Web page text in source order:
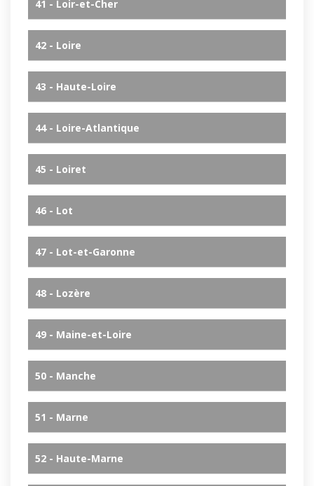
41 - Loir-et-Cher
42 - Loire
43 - Haute-Loire
44 - Loire-Atlantique
45 - Loiret
46 - Lot
47 - Lot-et-Garonne
48 - Lozère
49 - Maine-et-Loire
50 - Manche
51 - Marne
52 - Haute-Marne